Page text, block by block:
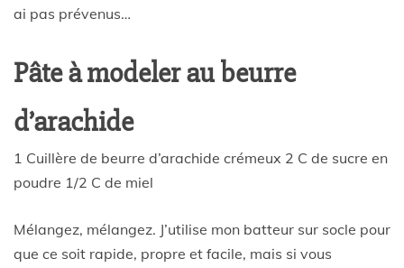
ai pas prévenus…
Pâte à modeler au beurre
d’arachide
1 Cuillère de beurre d’arachide crémeux 2 C de sucre en
poudre 1/2 C de miel
Mélangez, mélangez. J’utilise mon batteur sur socle pour
que ce soit rapide, propre et facile, mais si vous